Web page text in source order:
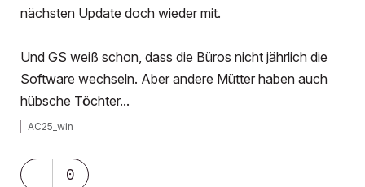
nächsten Update doch wieder mit.
Und GS weiß schon, dass die Büros nicht jährlich die
Software wechseln. Aber andere Mütter haben auch
hübsche Töchter...
AC25_win
0